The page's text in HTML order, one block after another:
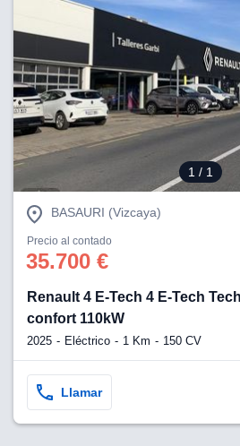
1 / 1
BASAURI (Vizcaya)
Precio al contado
35.700 €
Renault 4 E-Tech 4 E-Tech
confort 110kW
2025 Eléctrico 1 Km 150 CV
Llamar